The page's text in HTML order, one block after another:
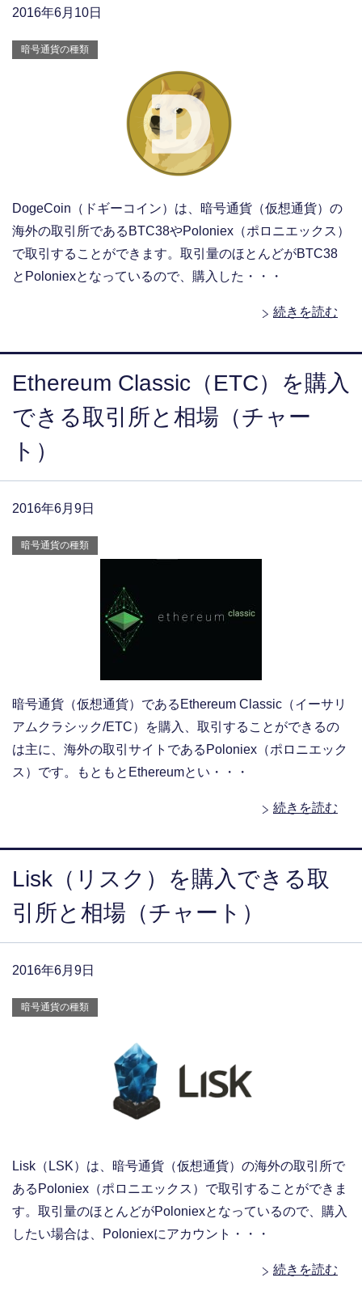
2016年6月10日
暗号通貨の種類
DogeCoin（ドギーコイン）は、暗号通貨（仮想通貨）の
海外の取引所であるBTC38やPoloniex（ポロニエックス）
で取引することができます。取引量のほとんどがBTC38
とPoloniexとなっているので、購入した・・・
続きを読む
Ethereum Classic（ETC）を購入
できる取引所と相場（チャー
ト）
2016年6月9日
暗号通貨の種類
暗号通貨（仮想通貨）であるEthereum Classic（イーサリ
アムクラシック/ETC）を購入、取引することができるの
は主に、海外の取引サイトであるPoloniex（ポロニエック
ス）です。もともとEthereumとい・・・
続きを読む
Lisk（リスク）を購入できる取
引所と相場（チャート）
2016年6月9日
暗号通貨の種類
Lisk（LSK）は、暗号通貨（仮想通貨）の海外の取引所で
あるPoloniex（ポロニエックス）で取引することができま
す。取引量のほとんどがPoloniexとなっているので、購入
したい場合は、Poloniexにアカウント・・・
続きを読む